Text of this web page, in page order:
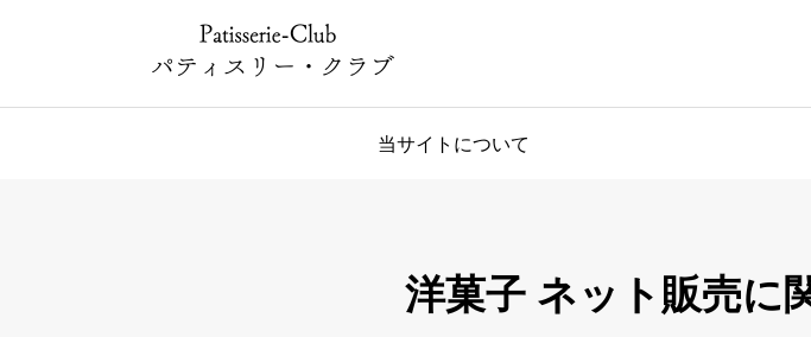
当サイトについて
洋菓子 ネット販売に